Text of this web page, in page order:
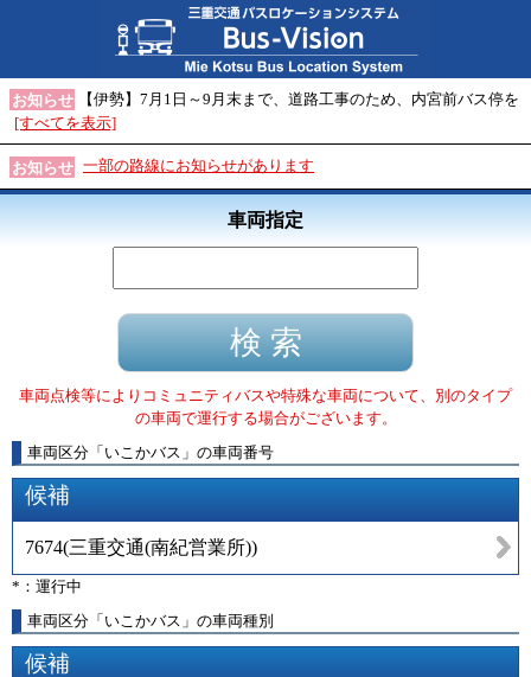
お知らせ
【伊勢】7月1日～9月末まで、道路工事のため、内宮前バス停を
[すべてを表示]
お知らせ 一部の路線にお知らせがあります
車両指定
車両点検等によりコミュニティバスや特殊な車両について、別のタイプ
の車両で運行する場合がございます。
車両区分 「 いこかバス 」 の車両番号
候補
7674(三重交通(南紀営業所))
*：運行中
車両区分「いこかバス」の車両種別
候補